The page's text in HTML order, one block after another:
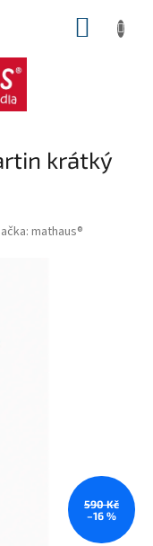
krátký
mathaus®
590 Kč
–16 %